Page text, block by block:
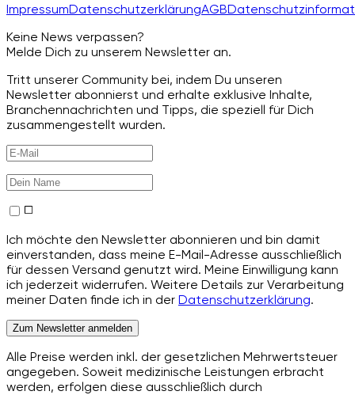
ImpressumDatenschutzerklärungAGB
Keine News verpassen?
Melde Dich zu unserem Newsletter an.
Tritt unserer Community bei, indem Du unseren
Newsletter abonnierst und erhalte exklusive Inhalte,
Branchennachrichten und Tipps, die speziell für Dich
zusammengestellt wurden.
Ich möchte den Newsletter abonnieren und bin damit
einverstanden, dass meine E-Mail-Adresse ausschließlich
für dessen Versand genutzt wird. Meine Einwilligung kann
ich jederzeit widerrufen. Weitere Details zur Verarbeitung
meiner Daten finde ich in der Datenschutzerklärung.
Zum Newsletter anmelden
Alle Preise werden inkl. der gesetzlichen Mehrwertsteuer
angegeben. Soweit medizinische Leistungen erbracht
werden, erfolgen diese ausschließlich durch